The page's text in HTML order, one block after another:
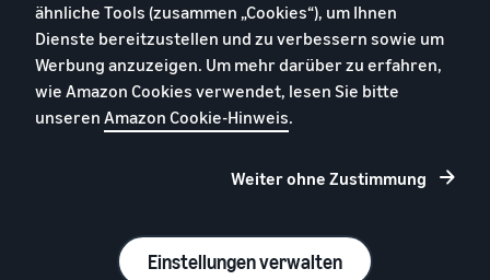
Kontaktieren Sie uns
Datenschutzerklärung
Cookies
Impressum
ähnliche Tools (zusammen „Cookies“), um Ihnen
Dienste bereitzustellen und zu verbessern sowie um
Werbung anzuzeigen. Um mehr darüber zu erfahren,
wie Amazon Cookies verwendet, lesen Sie bitte
unseren Amazon Cookie-Hinweis.
Weiter ohne Zustimmung
Einstellungen verwalten